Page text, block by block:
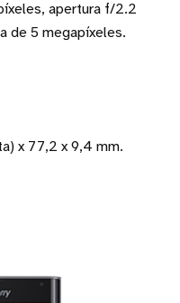
apertura f/2.2
de 5 megapíxeles.
x 77,2 x 9,4 mm.